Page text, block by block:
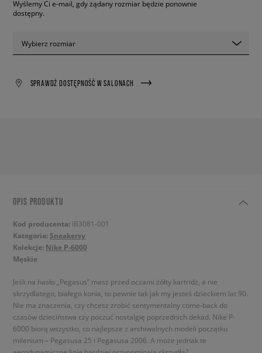
Wyślemy Ci e-mail, gdy żądany rozmiar będzie ponownie
dostępny.
Wybierz rozmiar
SPRAWDŹ DOSTĘPNOŚĆ W SALONACH
OPIS PRODUKTU
Kod producenta: IB3081-001
Kategoria: Sneakersy
Kolekcje: Nike P-6000
Męskie
Jeśli na hasło „Pegasus” masz przed oczami żółty kartridż, a nie
skrzydlatego, białego konia, to pewnie tak jak my jesteś dzieckiem lat 90.
Nie ma znaczenia, czy chcesz zrobić sentymentalny come-back do
czasów dzieciństwa czy poczuć nostalgię poprzednich dekad. Nike P-
6000 biorą wszystko, co najlepsze z archiwalnych modeli początku
milenium – Pegasusa 25 i Pegasusa 2006. A może jednak te